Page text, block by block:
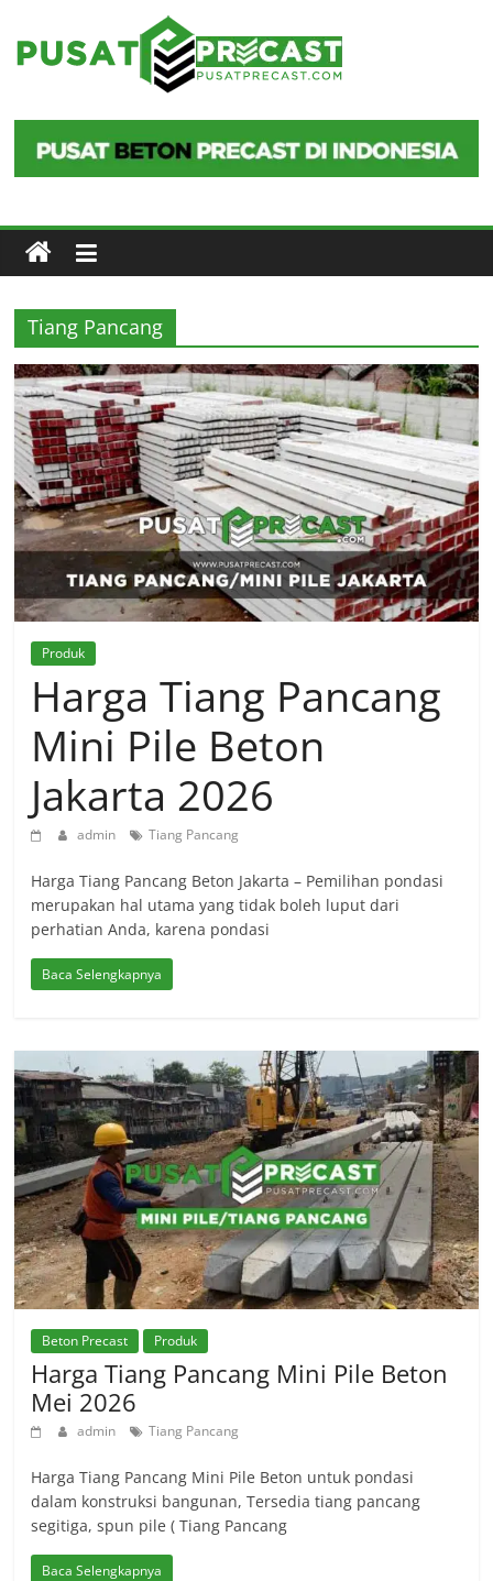
content
Pusat
Precast
Precast
di
Tiang Pancang
Produk
Harga Tiang Pancang
Mini Pile Beton
Jakarta 2026
admin Tiang Pancang
Harga Tiang Pancang Beton Jakarta – Pemilihan pondasi
merupakan hal utama yang tidak boleh luput dari
perhatian Anda, karena pondasi
Baca Selengkapnya
Beton Precast Produk
Harga Tiang Pancang Mini Pile Beton
Mei 2026
admin Tiang Pancang
Harga Tiang Pancang Mini Pile Beton untuk pondasi
dalam konstruksi bangunan, Tersedia tiang pancang
segitiga, spun pile ( Tiang Pancang
Baca Selengkapnya